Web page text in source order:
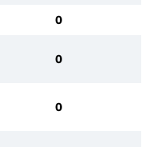
0
0
0